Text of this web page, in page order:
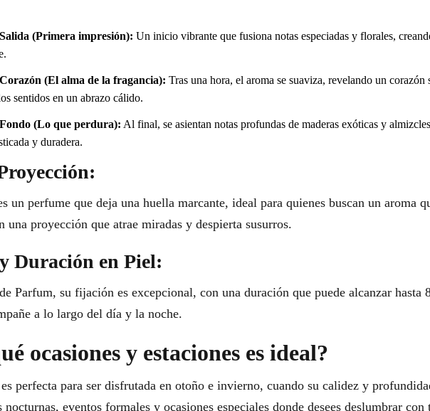
(Primera impresión): Un inicio vibrante que fusiona notas especiadas y florales,
(El alma de la fragancia): Tras una hora, el aroma se suaviza, revelando un
sentidos en un abrazo cálido.
(Lo que perdura): Al final, se asientan notas profundas de maderas exóticas y
y duradera.
un perfume que deja una huella marcante, ideal para quienes buscan un aroma
una proyección que atrae miradas y despierta susurros.
Duración en Piel:
Parfum, su fijación es excepcional, con una duración que puede alcanzar hasta
a lo largo del día y la noche.
ocasiones y estaciones es ideal?
perfecta para ser disfrutada en otoño e invierno, cuando su calidez y
nocturnas, eventos formales y ocasiones especiales donde desees deslumbrar con